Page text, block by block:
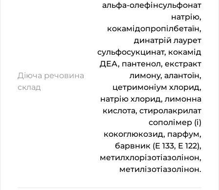
Діюча речовина
склад
альфа-олефінсульфонат
натрію,
кокамідопропілбетаїн,
динатрій лаурет
сульфосукцинат, кокамід
ДЕА, пантенол, екстракт
лимону, алантоїн,
цетримоніум хлорид,
натрію хлорид, лимонна
кислота, стиролакрилат
сополімер (і)
кокоглюкозид, парфум,
барвник (Е 133, Е 122),
метилхлорізотіазолінон,
метилізотіазолінон.